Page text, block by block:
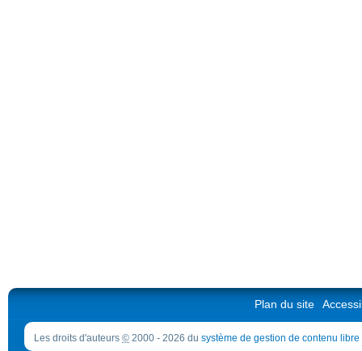
Plan du site
Les droits d'auteurs © 2000 - 2026 du système de gestion de contenu libre